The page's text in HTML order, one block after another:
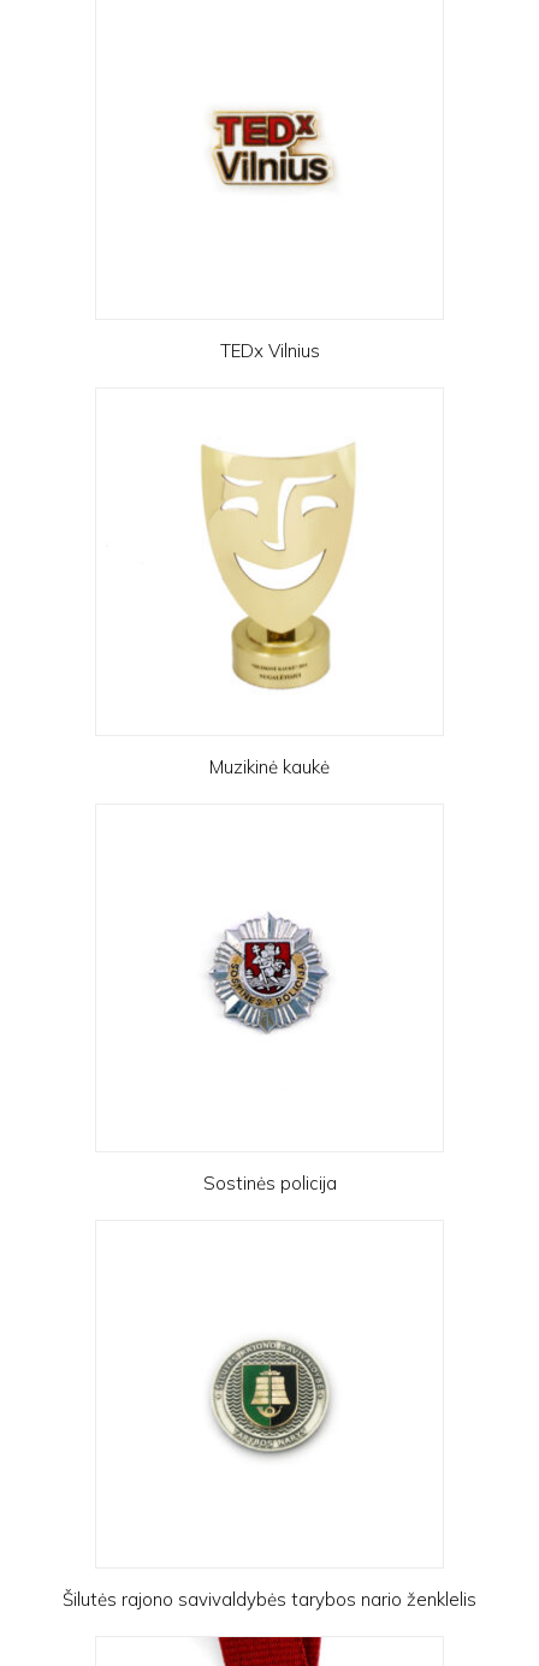
TEDx Vilnius
Muzikinė kaukė
Sostinės policija
Šilutės rajono savivaldybės tarybos nario ženklelis